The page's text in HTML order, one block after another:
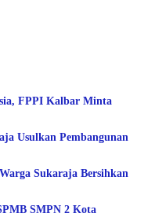
FPPI Kalbar Minta
Usulkan Pembangunan
Sukaraja Bersihkan
SMPN 2 Kota